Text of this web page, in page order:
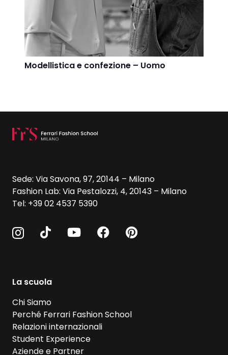
Modellistica e confezione – Uomo
Sede: Via Savona, 97, 20144 – Milano
Fashion Lab: Via Pestalozzi, 4, 20143 – Milano
Tel: +39 02 4537 5390
La scuola
Chi Siamo
Perché Ferrari Fashion School
Relazioni internazionali
Student Experience
Aziende e Partner